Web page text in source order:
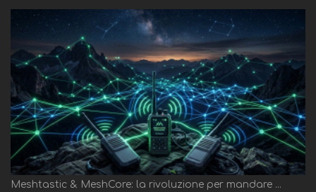
Meshtastic & MeshCore: la rivoluzione per mandare ...